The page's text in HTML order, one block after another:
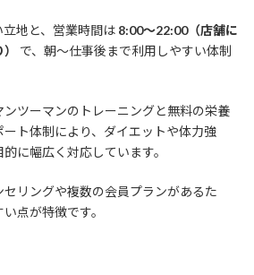
地と、営業時間は 8:00〜22:00（店舗に
で、朝〜仕事後まで利用しやすい体制
ンツーマンのトレーニングと無料の栄養
ト体制により、ダイエットや体力強
に幅広く対応しています。
リングや複数の会員プランがあるた
点が特徴です。